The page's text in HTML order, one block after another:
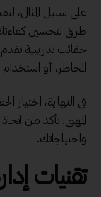
على سبيل المثال،
طرق لتحسين
حقائب تدريبية
المخاطر، أو
في النهاية، اختيار
المهني. تأكد من
واحتياجاتك.
تقنيات